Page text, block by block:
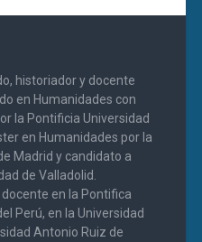
historiador y docente
en Humanidades con
la Pontificia Universidad
en Humanidades por la
Madrid y candidato a
de Valladolid.
en la Pontifica
Perú, en la Universidad
Antonio Ruiz de